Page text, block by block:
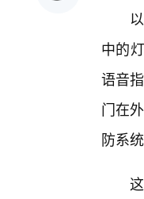
中的
语音
门在
防系